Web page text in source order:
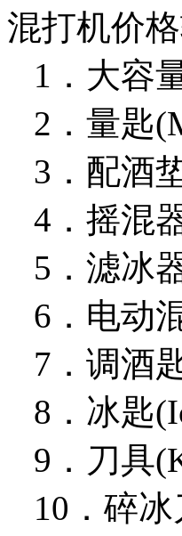
混打机价
1．大容
2．量匙
3．配酒
4．摇混器
5．滤冰
6．电动
7．调酒
8．冰匙
9．刀具
10．碎冰